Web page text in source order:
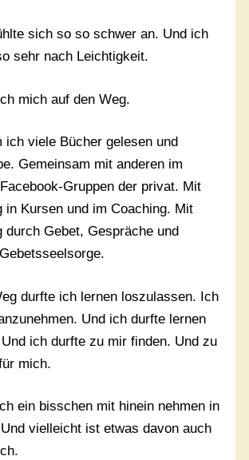
sich so so schwer an. Und ich
sehr nach Leichtigkeit.
mich auf den Weg.
ich viele Bücher gelesen und
Gemeinsam mit anderen im
Gruppen der privat. Mit
in Kursen und im Coaching. Mit
durch Gebet, Gespräche und
durfte ich lernen loszulassen. Ich
Und ich durfte lernen
ich durfte zu mir finden. Und zu
mich.
ein bisschen mit hinein nehmen in
vielleicht ist etwas davon auch